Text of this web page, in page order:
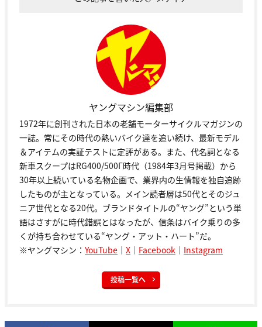
ヤングマシン編集部
1972年に創刊された日本の老舗モーターサイクルマガジンの
一誌。常にその時代の熱いバイク達を追い続け、最新モデル
＆アイテムの実証テストに定評がある。また、代名詞となる
新車スクープはRG400/500Γ時代（1984年3月号掲載）から
30年以上続いている名物企画で、業界内の生情報を独自追跡
したものが主となっている。メイン読者層は50代とそのジュ
ニア世代となる20代。ブランドタイトルの“ヤング”という単
語はさすがに時代錯誤とはなったが、信条はバイク乗りの多
くが持ち合わせている“ヤング・アット・ハート”だ。
※ヤングマシン： YouTube ｜ X ｜ Facebook ｜ Instagram
投稿一覧へ